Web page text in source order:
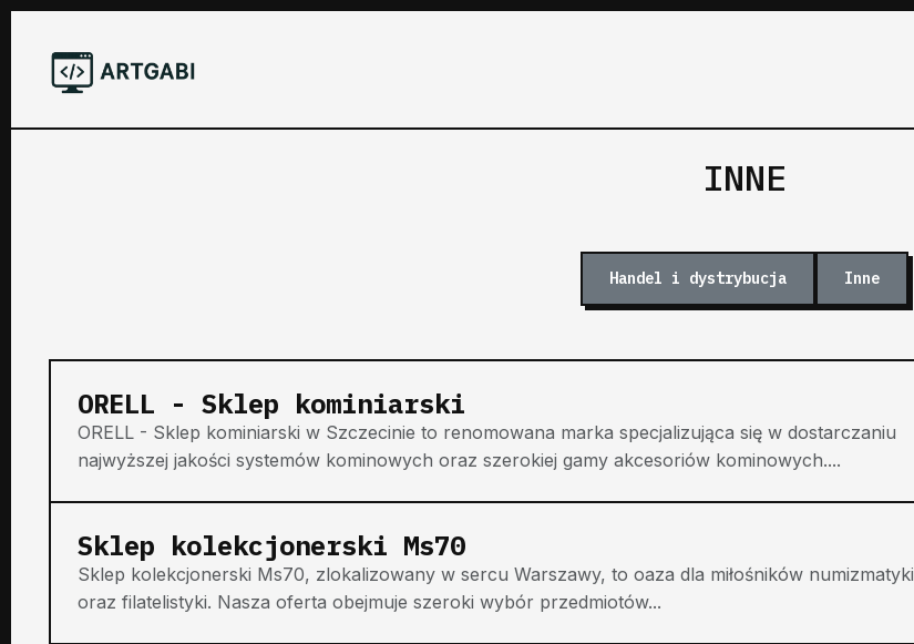
INNE
Handel i dystrybucja Inne
ORELL - Sklep kominiarski
ORELL - Sklep kominiarski w Szczecinie to renomowana marka specjalizująca się w dostarczaniu
najwyższej jakości systemów kominowych oraz szerokiej gamy akcesoriów kominowych....
Sklep kolekcjonerski Ms70
Sklep kolekcjonerski Ms70, zlokalizowany w sercu Warszawy, to oaza dla miłośników numizmatyki
oraz filatelistyki. Nasza oferta obejmuje szeroki wybór przedmiotów...